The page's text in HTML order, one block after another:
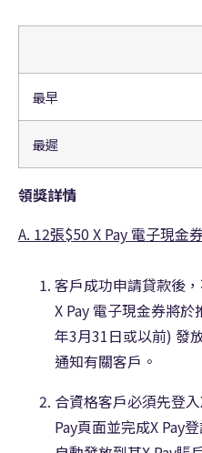
最早
最遲
領獎詳情
A. 12張$50 X Pay 電子現金
客戶成功申請貸款後
X Pay 電子現金券將
年3月31日或以前) 發
通知有關客戶。
合資格客戶必須先登
Pay頁面並完成X Pay